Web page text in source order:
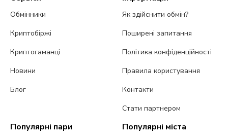
Обмінники
Криптобіржі
Криптогаманці
Новини
Блог
Як здійснити обмін?
Поширені запитання
Політика конфіденційності
Правила користування
Контакти
Стати партнером
Популярні пари Популярні міста